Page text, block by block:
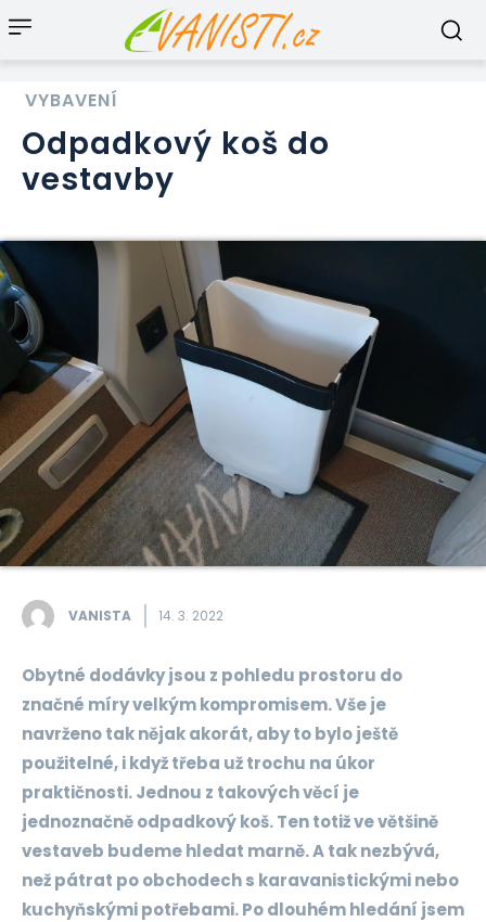
VYBAVENÍ
Odpadkový koš do
vestavby
VANISTA 14. 3. 2022
Obytné dodávky jsou z pohledu prostoru do
značné míry velkým kompromisem. Vše je
navrženo tak nějak akorát, aby to bylo ještě
použitelné, i když třeba už trochu na úkor
praktičnosti. Jednou z takových věcí je
jednoznačně odpadkový koš. Ten totiž ve většině
vestaveb budeme hledat marně. A tak nezbývá,
než pátrat po obchodech s karavanistickými nebo
kuchyňskými potřebami. Po dlouhém hledání jsem